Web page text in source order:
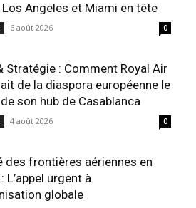
Angeles et Miami en tête
6 août 2026 0
Stratégie : Comment Royal Air
de la diaspora européenne le
son hub de Casablanca
4 août 2026 0
des frontières aériennes en
L’appel urgent à
globale